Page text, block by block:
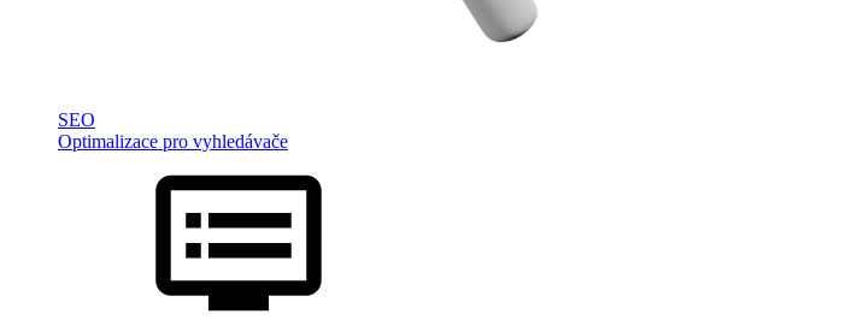
SEO
Optimalizace pro vyhledávače